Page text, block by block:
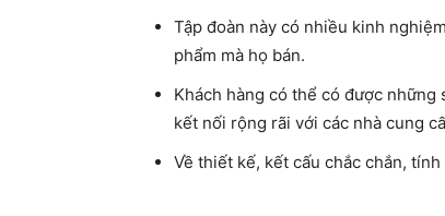
Tập đoàn này có nhiều kinh
phẩm mà họ bán.
Khách hàng có thể có được những
kết nối rộng rãi với các nhà cung
Về thiết kế, kết cấu chắc chắn,